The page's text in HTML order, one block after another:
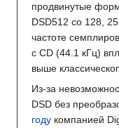
продвинутые
DSD512 со 128,
частоте
с CD (44.1 кГц)
выше
Из-за
DSD без
году компанией